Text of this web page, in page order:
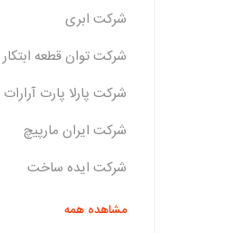
شرکت ابری
شرکت توان قطعه ابتکار
شرکت پارلا پارت آرارات
شرکت ایران مارپیچ
شرکت ایده ساخت
مشاهده همه